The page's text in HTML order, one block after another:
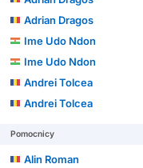
Adrian Dragos
Ime Udo Ndon
Ime Udo Ndon
Andrei Tolcea
Andrei Tolcea
Pomocnicy
Alin Roman